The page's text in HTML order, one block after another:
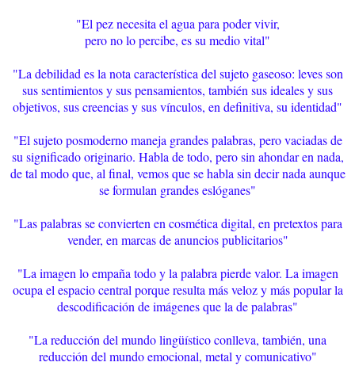
"El pez necesita el agua para poder vivir,
pero no lo percibe, es su medio vital"
"La debilidad es la nota característica del sujeto gaseoso: leves son
sus sentimientos y sus pensamientos, también sus ideales y sus
objetivos, sus creencias y sus vínculos, en definitiva, su identidad"
"El sujeto posmoderno maneja grandes palabras, pero vaciadas de
su significado originario. Habla de todo, pero sin ahondar en nada,
de tal modo que, al final, vemos que se habla sin decir nada aunque
se formulan grandes eslóganes"
"Las palabras se convierten en cosmética digital, en pretextos para
vender, en marcas de anuncios publicitarios"
"La imagen lo empaña todo y la palabra pierde valor. La imagen
ocupa el espacio central porque resulta más veloz y más popular la
descodificación de imágenes que la de palabras"
"La reducción del mundo lingüístico conlleva, también, una
reducción del mundo emocional, metal y comunicativo"